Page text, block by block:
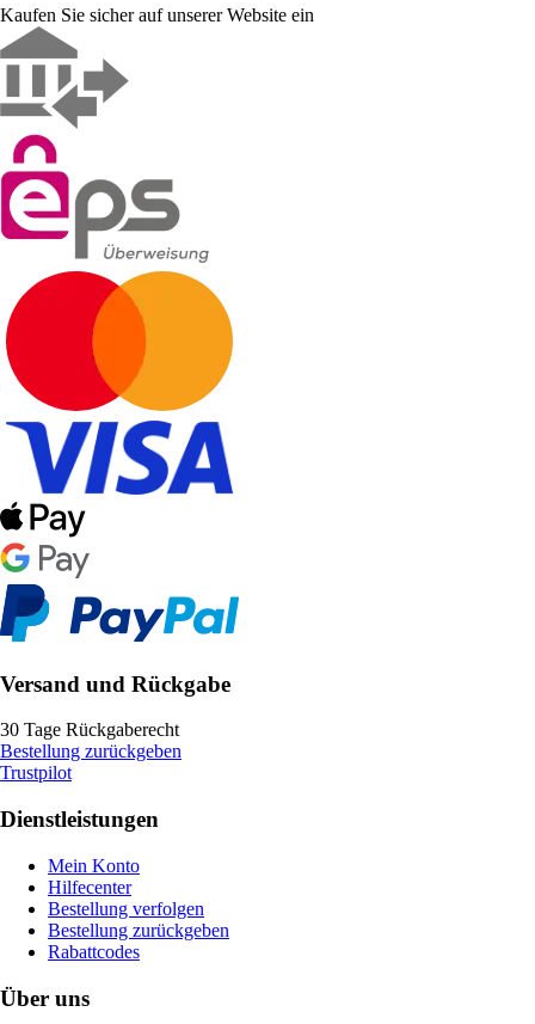
Kaufen Sie sicher auf unserer Website ein
Versand und Rückgabe
30 Tage Rückgaberecht
Bestellung zurückgeben
Trustpilot
Dienstleistungen
Mein Konto
Hilfecenter
Bestellung verfolgen
Bestellung zurückgeben
Rabattcodes
Über uns